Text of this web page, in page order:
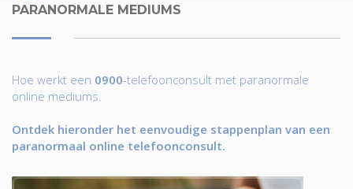
PARANORMALE MEDIUMS
Hoe werkt een 0900-telefoonconsult met paranormale
online mediums.
Ontdek hieronder het eenvoudige stappenplan van een
paranormaal online telefoonconsult.